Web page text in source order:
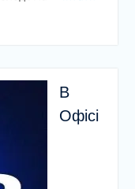
В
Офісі